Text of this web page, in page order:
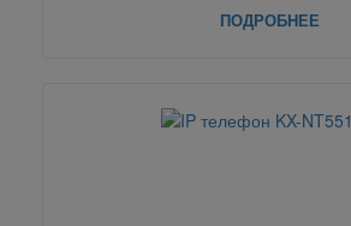
ПОДРОБНЕЕ